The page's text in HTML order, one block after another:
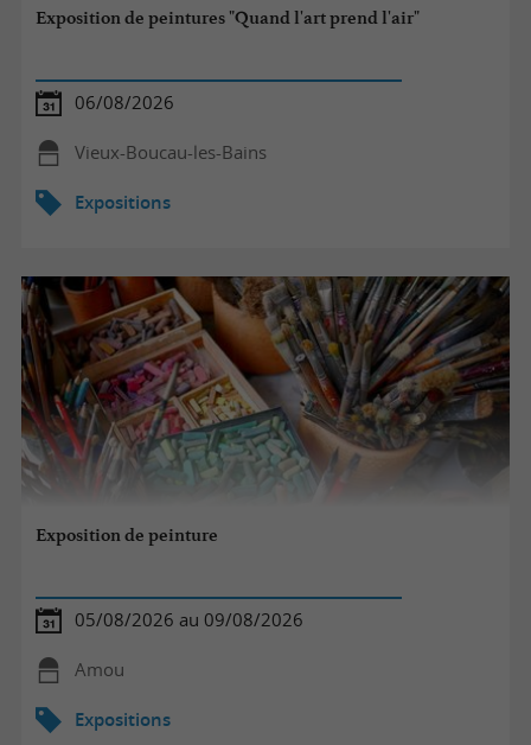
Exposition de peintures "Quand l'art prend l'air"
06/08/2026
Vieux-Boucau-les-Bains
Expositions
Exposition de peinture
05/08/2026 au 09/08/2026
Amou
Expositions